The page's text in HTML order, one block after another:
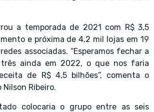
a temporada de 2021 com R$ 3,5
e próxima de 4,2 mil lojas em 19
associadas. “Esperamos fechar a
três ainda em 2022, o que nos faria
de R$ 4,5 bilhões”, comenta o
Ribeiro.
colocaria o grupo entre as seis